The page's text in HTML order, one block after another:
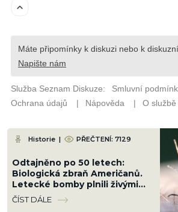
Historie | PŘEČTENÍ: 7129
Odtajněno po 50 letech:
Biologická zbraň Američanů.
Letecké bomby plnili živými
komáry a shazovali je na
obydlené čtvrti
ČÍST DÁLE